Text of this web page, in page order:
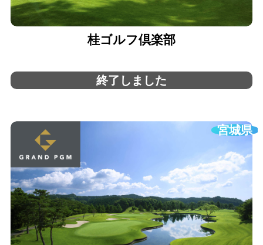
桂ゴルフ倶楽部
終了しました
宮城県